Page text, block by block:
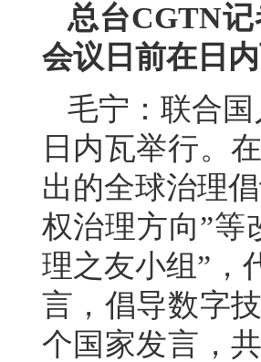
总台CGTN
会议日前在日
毛宁：联合
日内瓦举行。
出的全球治理
权治理方向”等
理之友小组”，
言，倡导数字
个国家发言，